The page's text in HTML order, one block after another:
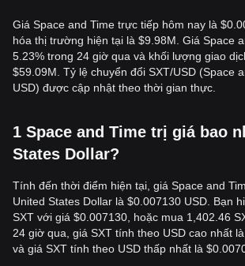
Giá Space and Time trực tiếp hôm nay là
hóa thị trường hiện tại là $9.98M. Giá Space
5.23% trong 24 giờ qua và khối lượng giao
$59.09M. Tỷ lệ chuyển đổi SXT/USD (Space
USD) được cập nhật theo thời gian thực.
1 Space and Time trị giá bao
States Dollar?
Tính đến thời điểm hiện tại, giá Space and
United States Dollar là $0.007130 USD. Bạn
SXT với giá $0.007130, hoặc mua 1,402.46
24 giờ qua, giá SXT tính theo USD cao nhất
và giá SXT tính theo USD thấp nhất là